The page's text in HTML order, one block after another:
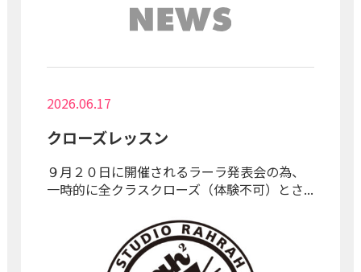
2026.06.17
クローズレッスン
９月２０日に開催されるラーラ発表会の為、
一時的に全クラスクローズ（体験不可）とさ...